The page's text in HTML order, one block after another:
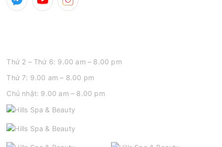
Thứ 2 – Thứ 6: 9.00 am – 8.00 pm
Thứ 7: 9.00 am – 8.00 pm
Chủ nhật: 9.00 am – 8.00 pm